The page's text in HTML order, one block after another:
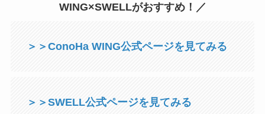
WING×SWELLがおすすめ！／
＞＞ConoHa WING公式ページを見てみる
＞＞SWELL公式ページを見てみる